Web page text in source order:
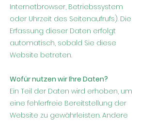
Internetbrowser, Betriebssystem
oder Uhrzeit des Seitenaufrufs). Die
Erfassung dieser Daten erfolgt
automatisch, sobald Sie diese
Website betreten.
Wofür nutzen wir Ihre Daten?
Ein Teil der Daten wird erhoben, um
eine fehlerfreie Bereitstellung der
Website zu gewährleisten. Andere